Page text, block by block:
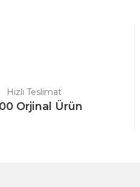
Hızlı Teslimat
Orjinal Ürün